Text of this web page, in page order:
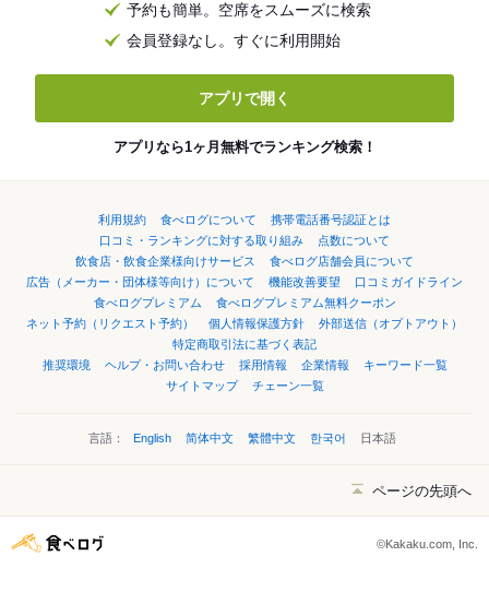
予約も簡単。空席をスムーズに検索
会員登録なし。すぐに利用開始
アプリで開く
アプリなら1ヶ月無料でランキング検索！
利用規約 食べログについて
携帯電話番号認証とは
口コミ・ランキングに対する取り組み
点数について
飲食店・飲食企業様向けサービス
食べログ店舗会員について
広告（メーカー・団体様等向け）について
機能改善要望
口コミガイドライン
食べログプレミアム
食べログプレミアム無料クーポン
ネット予約（リクエスト予約）
個人情報保護方針
外部送信（オプトアウト）
特定商取引法に基づく表記
推奨環境
ヘルプ・お問い合わせ 採用情報 企業情報
キーワード一覧
サイトマップ
チェーン一覧
言語： English 简体中文 繁體中文 한국어 日本語
ページの先頭へ
©Kakaku.com, Inc.